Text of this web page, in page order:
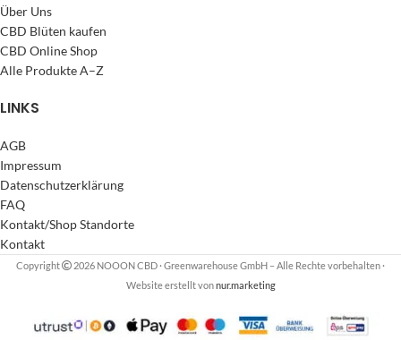
Über Uns
CBD Blüten kaufen
CBD Online Shop
Alle Produkte A–Z
LINKS
AGB
Impressum
Datenschutzerklärung
FAQ
Kontakt/Shop Standorte
Kontakt
Copyright 2026 NOOON CBD · Greenwarehouse GmbH – Alle Rechte vorbehalten·
Website erstellt vonnur.marketing